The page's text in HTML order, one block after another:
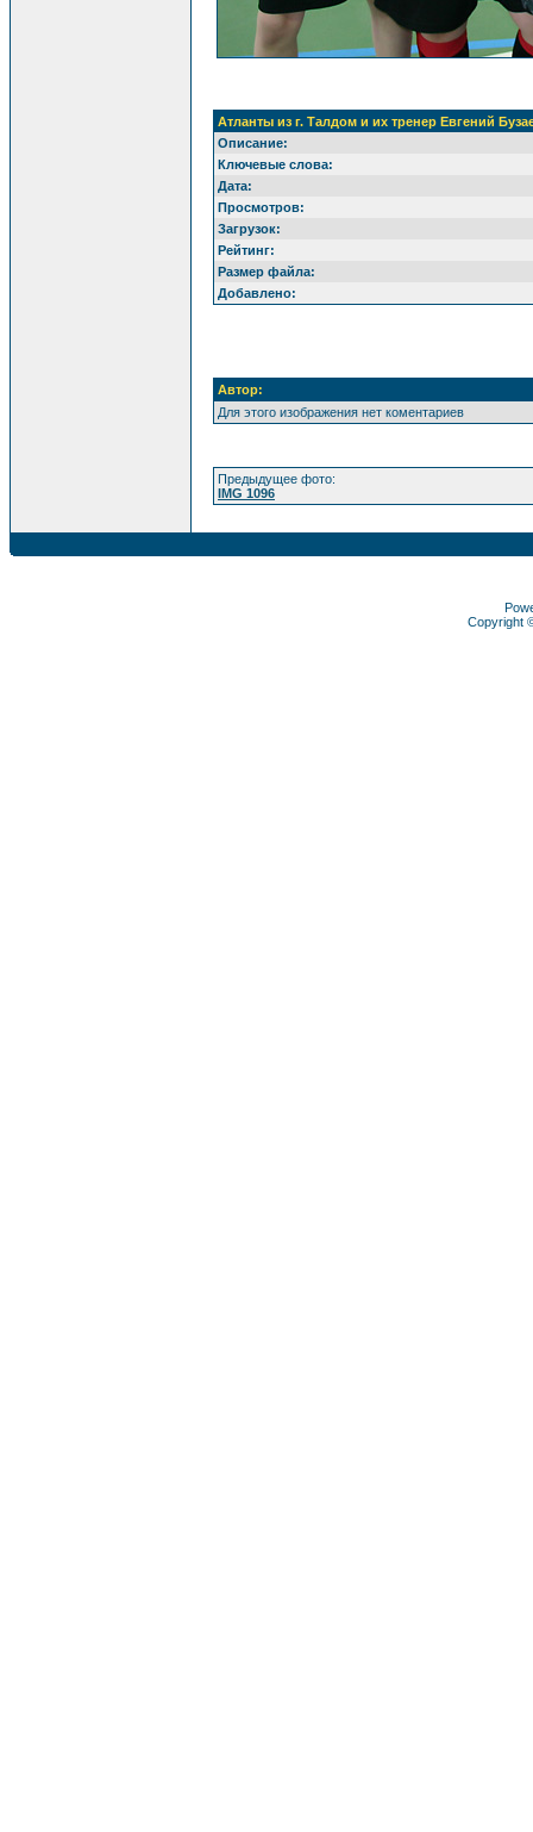
Атланты из г. Талдом и их тренер Евгений
Описание:
Ключевые слова:
Дата:
Просмотров:
Загрузок:
Рейтинг:
Размер файла:
Добавлено:
Автор:
Для этого изображения нет коментариев
Предыдущее фото:
IMG 1096
Copyright